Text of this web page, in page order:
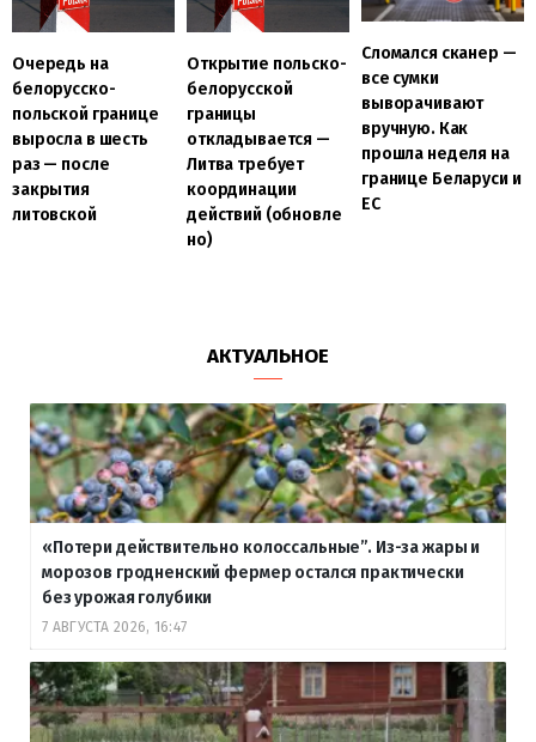
Очередь на
белорусско-
польской границе
выросла в шесть
раз — после
закрытия
литовской
Открытие польско-
белорусской
границы
откладывается —
Литва требует
координации
действий (обновле
но)
Сломался сканер —
все сумки
выворачивают
вручную. Как
прошла неделя на
границе Беларуси и
ЕС
АКТУАЛЬНОЕ
«Потери действительно колоссальные”. Из-за жары и
морозов гродненский фермер остался практически
без урожая голубики
7 АВГУСТА 2026, 16:47